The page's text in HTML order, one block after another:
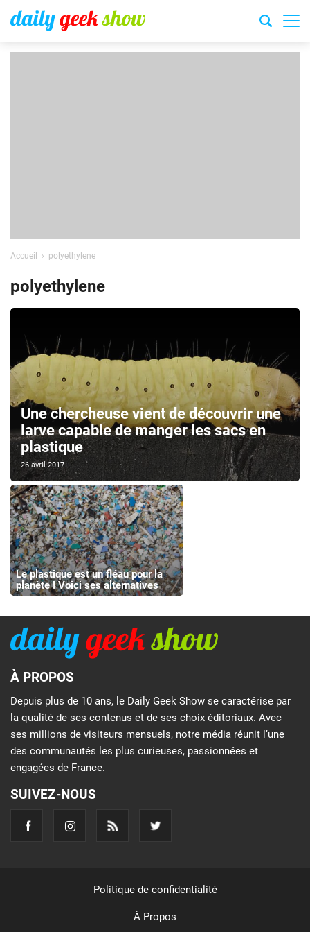
Accueil polyethylene
polyethylene
Une chercheuse vient de découvrir une
larve capable de manger les sacs en
plastique
26 avril 2017
Le plastique est un fléau pour la
planète ! Voici ses alternatives
À PROPOS
Depuis plus de 10 ans, le Daily Geek Show se caractérise par
la qualité de ses contenus et de ses choix éditoriaux. Avec
ses millions de visiteurs mensuels, notre média réunit l’une
des communautés les plus curieuses, passionnées et
engagées de France.
SUIVEZ-NOUS
Politique de confidentialité
À Propos